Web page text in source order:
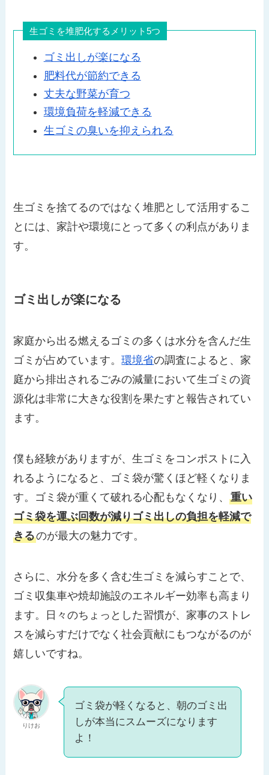
生ゴミを堆肥化するメリット5つ
ゴミ出しが楽になる
肥料代が節約できる
丈夫な野菜が育つ
環境負荷を軽減できる
生ゴミの臭いを抑えられる
生ゴミを捨てるのではなく堆肥として活用するこ
とには、家計や環境にとって多くの利点がありま
す。
ゴミ出しが楽になる
家庭から出る燃えるゴミの多くは水分を含んだ生
ゴミが占めています。環境省の調査によると、家
庭から排出されるごみの減量において生ゴミの資
源化は非常に大きな役割を果たすと報告されてい
ます。
僕も経験がありますが、生ゴミをコンポストに入
れるようになると、ゴミ袋が驚くほど軽くなりま
す。ゴミ袋が重くて破れる心配もなくなり、重い
ゴミ袋を運ぶ回数が減りゴミ出しの負担を軽減で
きるのが最大の魅力です。
さらに、水分を多く含む生ゴミを減らすことで、
ゴミ収集車や焼却施設のエネルギー効率も高まり
ます。日々のちょっとした習慣が、家事のストレ
スを減らすだけでなく社会貢献にもつながるのが
嬉しいですね。
りけお
ゴミ袋が軽くなると、朝のゴミ出
しが本当にスムーズになります
よ！